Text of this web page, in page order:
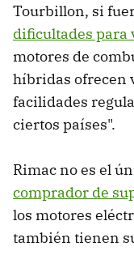
Tourbillon, si
dificultades para
motores de
híbridas ofrecen
facilidades
ciertos países".
Rimac no es el
comprador de
los motores
también tienen